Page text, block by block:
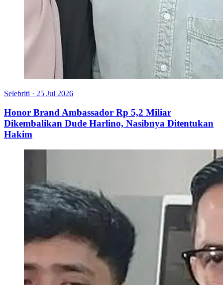
Selebriti · 25 Jul 2026
Honor Brand Ambassador Rp 5,2 Miliar
Dikembalikan Dude Harlino, Nasibnya Ditentukan
Hakim